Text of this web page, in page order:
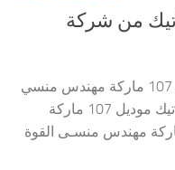
من شركة
ماكينات تغليف شرنك اتوماتيك موديل 107 ماركة مهندس منسي
مواصفات ماكينات تغليف شرنك اتوماتيك موديل 107 ماركة
منسي موديل الماكينة 107 ماركة مهندس منسـى القوة